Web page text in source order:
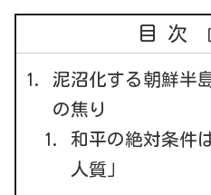
目次
泥沼化する朝鮮半
の焦り
和平の絶対条件
人質」